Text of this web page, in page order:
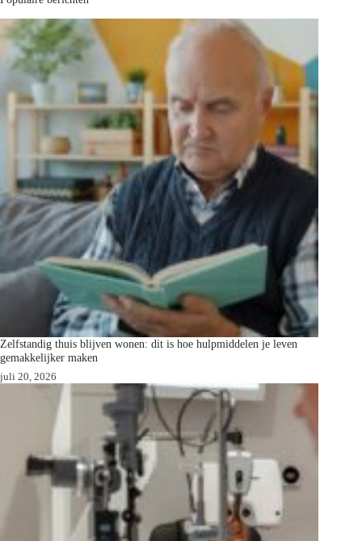
Zelfstandig thuis blijven wonen: dit is hoe hulpmiddelen je leven
gemakkelijker maken
juli 20, 2026